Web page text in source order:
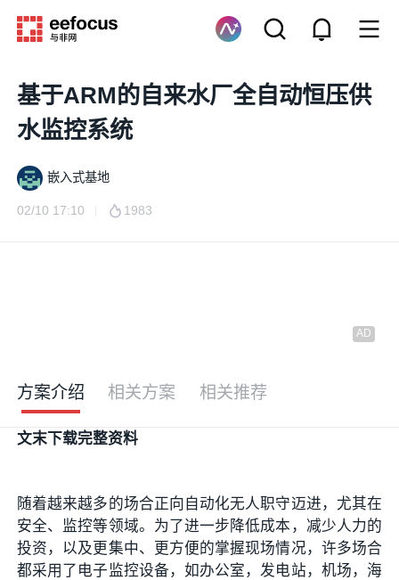
基于ARM的自来水厂全自动恒压供
水监控系统
嵌入式基地
02/10 17:10 1983
方案介绍 相关方案 相关推荐
文末下载完整资料
随着越来越多的场合正向自动化无人职守迈进，尤其在
安全、监控等领域。为了进一步降低成本，减少人力的
投资，以及更集中、更方便的掌握现场情况，许多场合
都采用了电子监控设备，如办公室，发电站，机场，海